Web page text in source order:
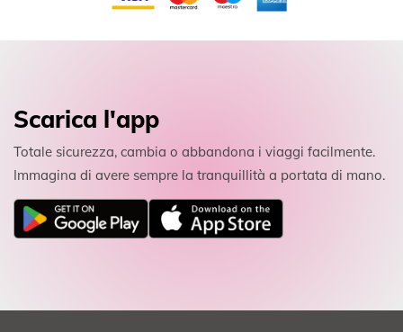
Scarica l'app
Totale sicurezza, cambia o abbandona i viaggi facilmente.
Immagina di avere sempre la tranquillità a portata di mano.